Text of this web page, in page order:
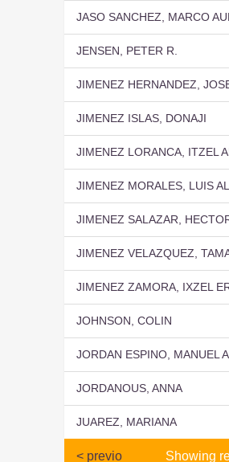
JASO SANCHEZ, MARCO
JENSEN, PETER R.
JIMENEZ HERNANDEZ,
JIMENEZ ISLAS, DONAJI
JIMENEZ LORANCA, ITZEL
JIMENEZ MORALES, LUIS
JIMENEZ SALAZAR,
JIMENEZ VELAZQUEZ,
JIMENEZ ZAMORA, IXZEL
JOHNSON, COLIN
JORDAN ESPINO, MANUEL
JORDANOUS, ANNA
JUAREZ, MARIANA
Showing
< previo